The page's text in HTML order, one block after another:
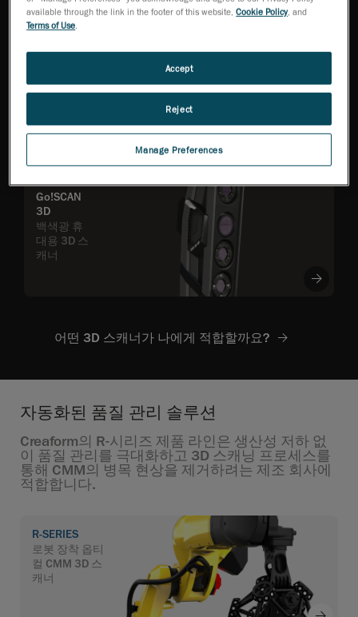
ISO 인증 정확도를
바탕으로 한 총체적
Go!SCAN
3D
백색광 휴
대용 3D 스
캐너
어떤 3D 스캐너가 나에게 적합할까요?
자동화된 품질 관리 솔루션
Creaform의 R-시리즈 제품 라인은 생산성 저하 없
이 품질 관리를 극대화하고 3D 스캐닝 프로세스를
통해 CMM의 병목 현상을 제거하려는 제조 회사에
적합합니다.
R-SERIES
로봇 장착 옵티
컬 CMM 3D 스
캐너
available through the link in the footer of this website,Cookie Policy, and
Terms of Use.
Manage Preferences
Reject
Accept